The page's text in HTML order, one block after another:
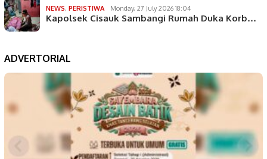
NEWS, PERISTIWA Monday, 27 July 2026 18:04
Kapolsek Cisauk Sambangi Rumah Duka Korb…
ADVERTORIAL